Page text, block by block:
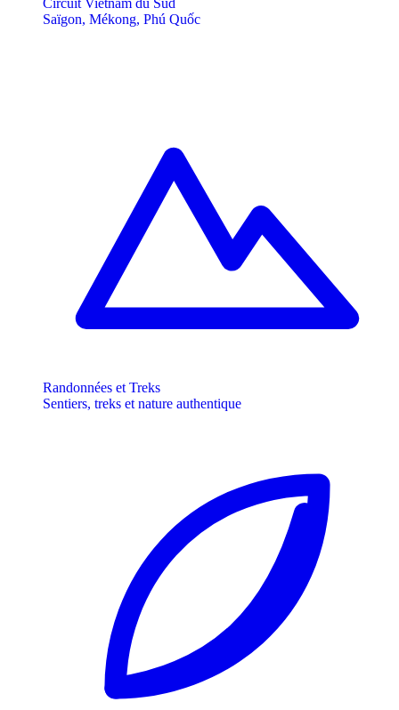
Saïgon, Mékong, Phú Quốc
Randonnées et Treks
Sentiers, treks et nature authentique